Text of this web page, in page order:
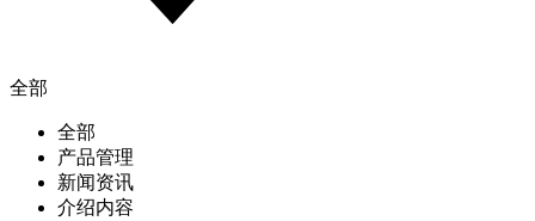
全部
全部
产品管理
新闻资讯
介绍内容